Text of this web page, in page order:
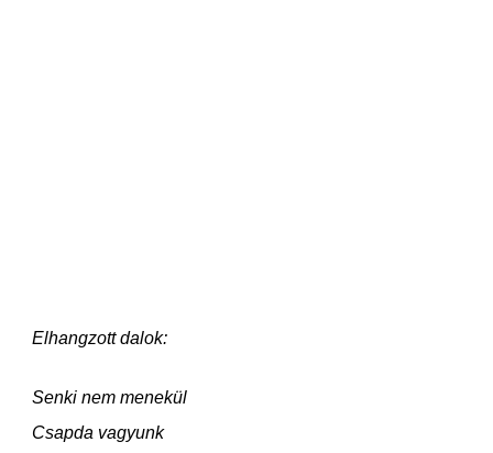
Elhangzott dalok:
Senki nem menekül
Csapda vagyunk